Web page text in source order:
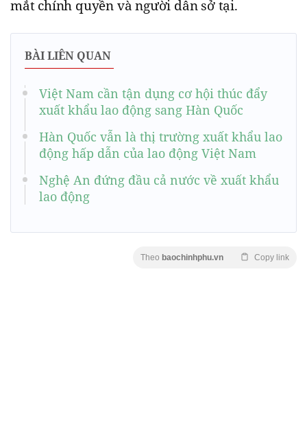
mắt chính quyền và người dân sở tại.
BÀI LIÊN QUAN
Việt Nam cần tận dụng cơ hội thúc đẩy
xuất khẩu lao động sang Hàn Quốc
Hàn Quốc vẫn là thị trường xuất khẩu lao
động hấp dẫn của lao động Việt Nam
Nghệ An đứng đầu cả nước về xuất khẩu
lao động
Theo baochinhphu.vn Copy link